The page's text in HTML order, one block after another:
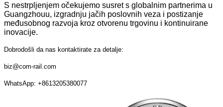
S nestrpljenjem očekujemo susret s globalnim partnerima u
Guangzhouu, izgradnju jačih poslovnih veza i postizanje
međusobnog razvoja kroz otvorenu trgovinu i kontinuirane
inovacije.
Dobrodošli da nas kontaktirate za detalje:
biz@com-rail.com
WhatsApp: +8613205380077